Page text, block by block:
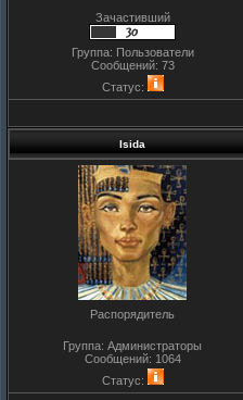
Зачастивший
Группа: Пользователи
Сообщений: 73
Статус:
Isida
Распорядитель
Группа: Администраторы
Сообщений: 1064
Статус: